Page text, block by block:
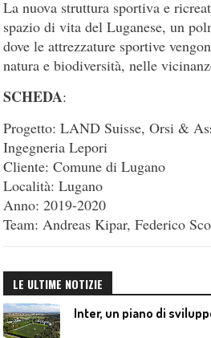
La nuova struttura sportiva e
spazio di vita del Luganese, un
dove le attrezzature sportive
natura e biodiversità, nelle
SCHEDA:
Progetto: LAND Suisse, Orsi &
Ingegneria Lepori
Cliente: Comune di Lugano
Località: Lugano
Anno: 2019-2020
Team: Andreas Kipar, Federico
LE ULTIME NOTIZIE